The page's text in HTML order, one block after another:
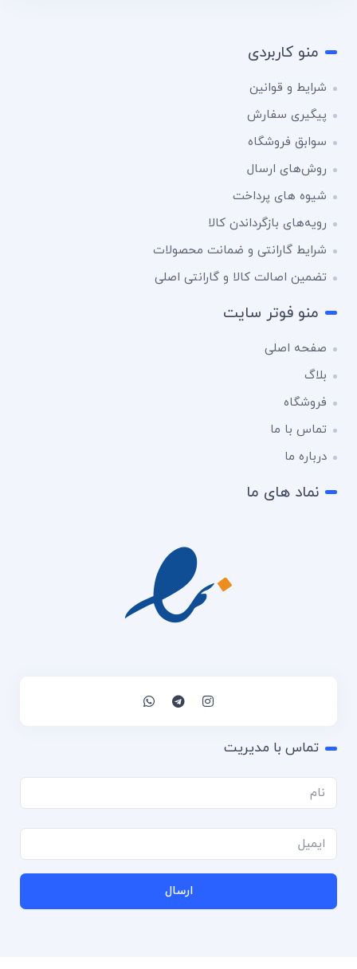
منو کاربردی
شرایط و قوانین
پیگیری سفارش
سوابق فروشگاه
روش‌های ارسال
شیوه های پرداخت
رویه‌های بازگرداندن کالا
شرایط گارانتی و ضمانت محصولات
تضمین اصالت کالا و گارانتی اصلی
منو فوتر سایت
صفحه اصلی
بلاگ
فروشگاه
تماس با ما
درباره ما
نماد های ما
تماس با مدیریت
ارسال